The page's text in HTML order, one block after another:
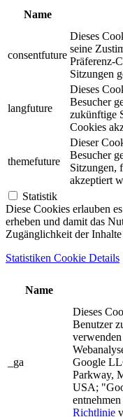
Name
consentfuture
Dieses
seine
Präferenz-
Sitzungen
langfuture
Dieses
Besucher
zukünftige
Cookies
themefuture
Dieser
Besucher
Sitzungen,
akzeptiert
Statistik
Diese Cookies erlauben
erheben und damit das
Zugänglichkeit der Inhalte
Statistiken Cookie Details
Name
_ga
Dieses
Benutzer
Google
Parkway,
USA;
Richtlinie